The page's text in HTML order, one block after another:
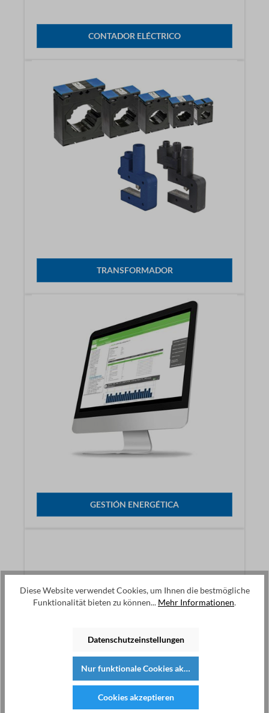
CONTADOR ELÉCTRICO
TRANSFORMADOR
GESTIÓN ENERGÉTICA
Diese Website verwendet Cookies, um Ihnen die bestmögliche
Funktionalität bieten zu können... Mehr Informationen.
Datenschutzeinstellungen
Nur funktionale Cookies akzeptieren
Cookies akzeptieren